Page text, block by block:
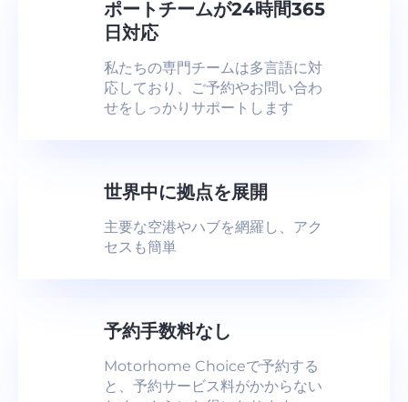
ポートチームが24時間365
日対応
私たちの専門チームは多言語に対
応しており、ご予約やお問い合わ
せをしっかりサポートします
世界中に拠点を展開
主要な空港やハブを網羅し、アク
セスも簡単
予約手数料なし
Motorhome Choiceで予約する
と、予約サービス料がかからない